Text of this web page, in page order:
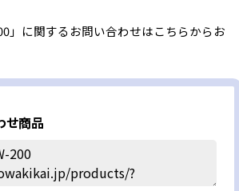
」に関するお問い合わせはこちらからお
せ商品